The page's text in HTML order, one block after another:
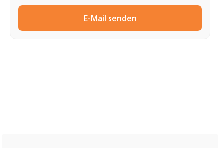
E-Mail senden